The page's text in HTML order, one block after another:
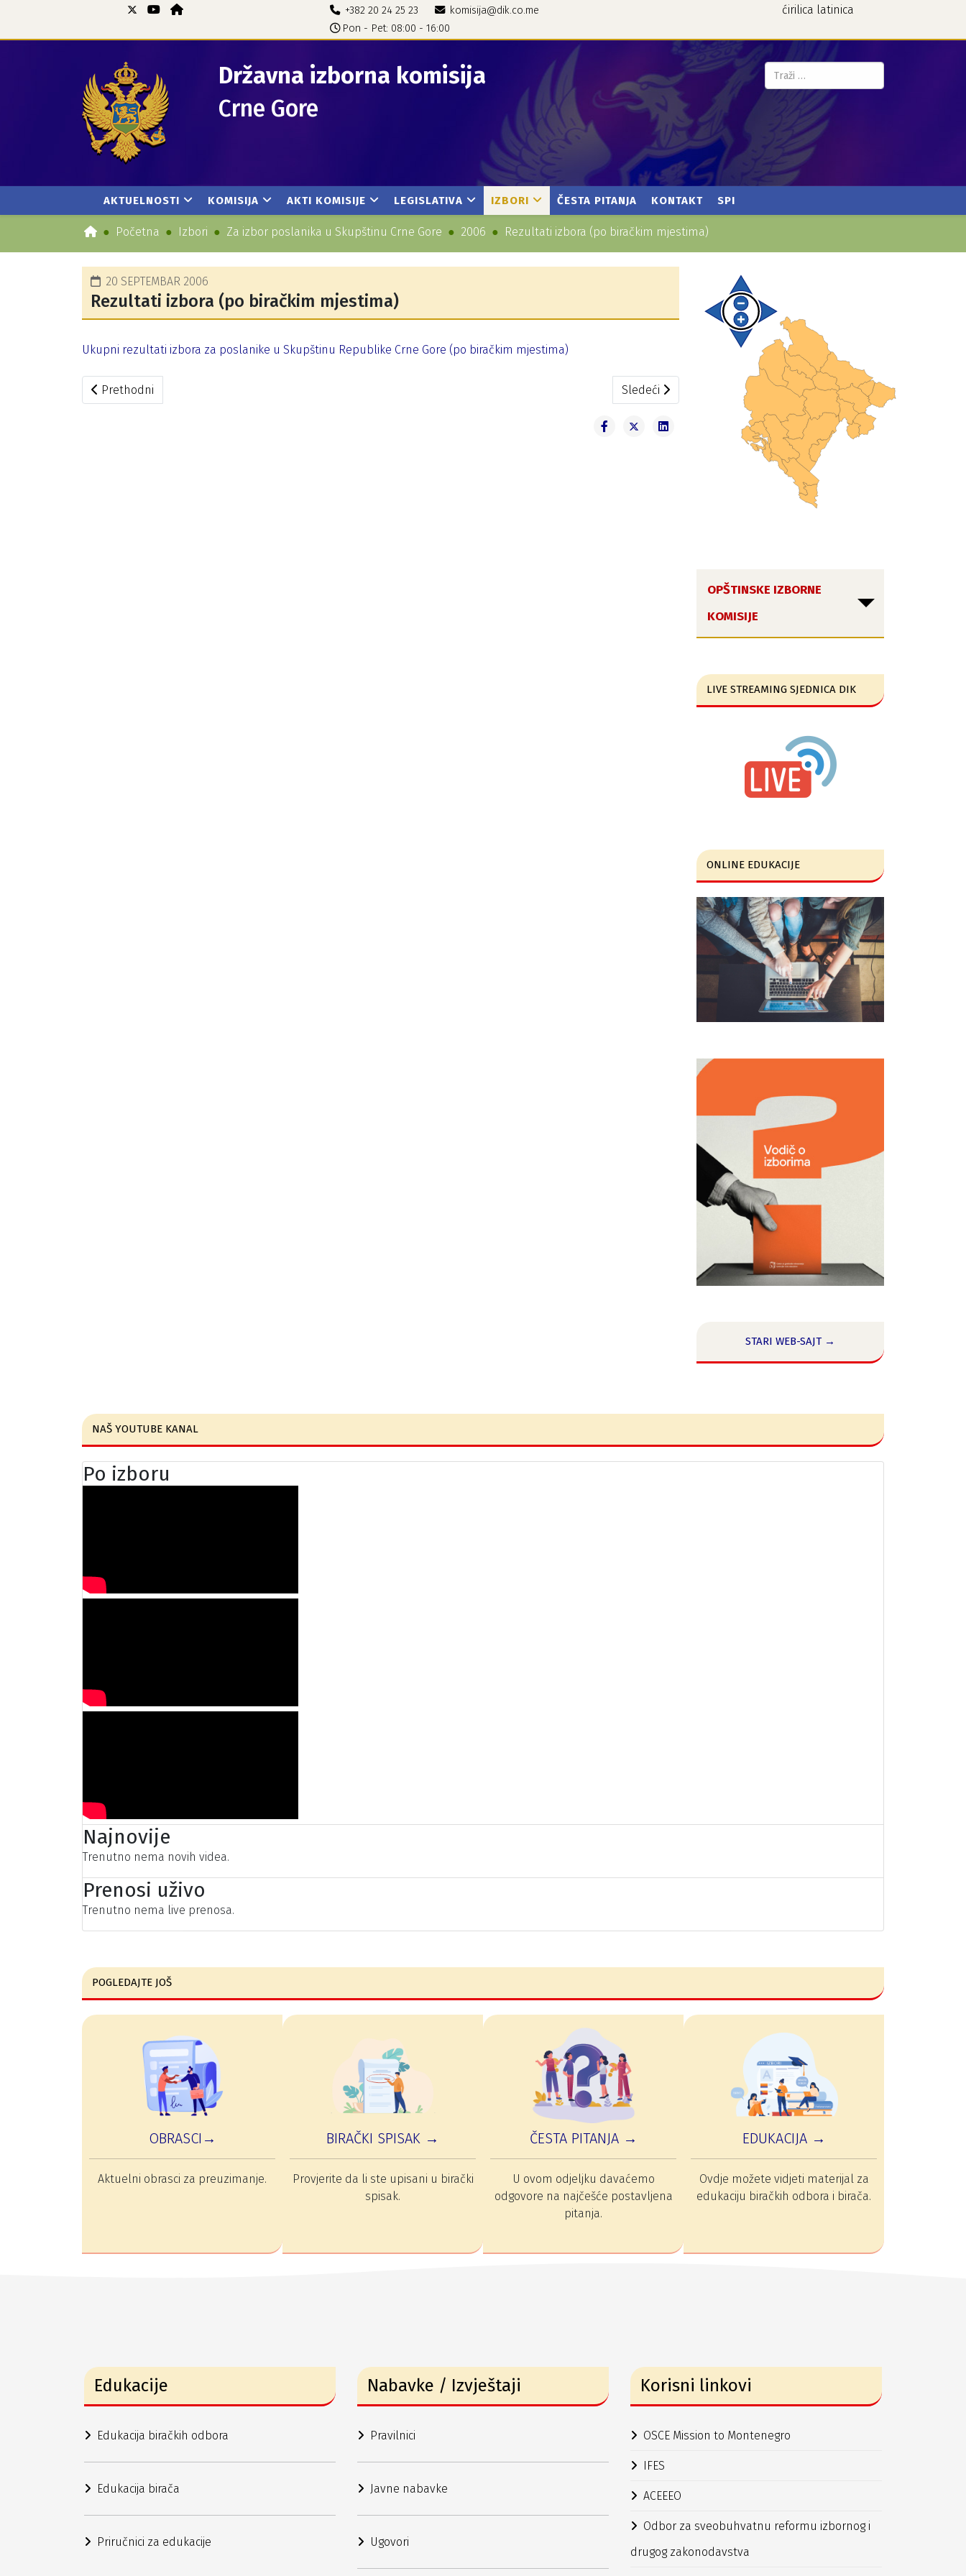
+382 20 24 25 23
komisija@dik.co.me
Pon - Pet: 08:00 - 16:00
ćirilica latinica
Državna izborna komisija
Crne Gore
Pretraga...
AKTUELNOSTI KOMISIJA AKTI KOMISIJE LEGISLATIVA IZBORI ČESTA PITANJA KONTAKT SPI
Početna Izbori Za izbor poslanika u Skupštinu Crne Gore 2006 Rezultati izbora (po biračkim mjestima)
20 SEPTEMBAR 2006
Rezultati izbora (po biračkim mjestima)
Ukupni rezultati izbora za poslanike u Skupštinu Republike Crne Gore (po biračkim mjestima)
Prethodni članak: Izvještaj o rezultatima izbora za poslanike u Skupštinu Republike Crne Gore
Prethodni Sledeći članak: Konačni rezultati za poslanike u Skupštinu
Sledeći
OPŠTINSKE IZBORNE
KOMISIJE
LIVE STREAMING SJEDNICA DIK
ONLINE EDUKACIJE
STARI WEB-SAJT →
NAŠ YOUTUBE KANAL
Po izboru
Najnovije
Trenutno nema novih videa.
Prenosi uživo
Trenutno nema live prenosa.
POGLEDAJTE JOŠ
OBRASCI→
Aktuelni obrasci za preuzimanje.
BIRAČKI SPISAK →
Provjerite da li ste upisani u birački
spisak.
ČESTA PITANJA →
U ovom odjeljku davaćemo
odgovore na najčešće postavljena
pitanja.
EDUKACIJA →
Ovdje možete vidjeti materijal za
edukaciju biračkih odbora i birača.
Edukacije
Edukacija biračkih odbora
Edukacija birača
Priručnici za edukacije
Nabavke / Izvještaji
Pravilnici
Javne nabavke
Ugovori
Korisni linkovi
OSCE Mission to Montenegro
IFES
ACEEEO
Odbor za sveobuhvatnu reformu izbornog i
drugog zakonodavstva